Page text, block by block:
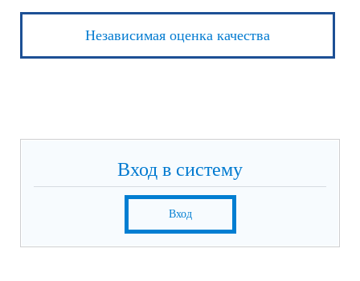
Независимая оценка качества
Вход в систему
Вход